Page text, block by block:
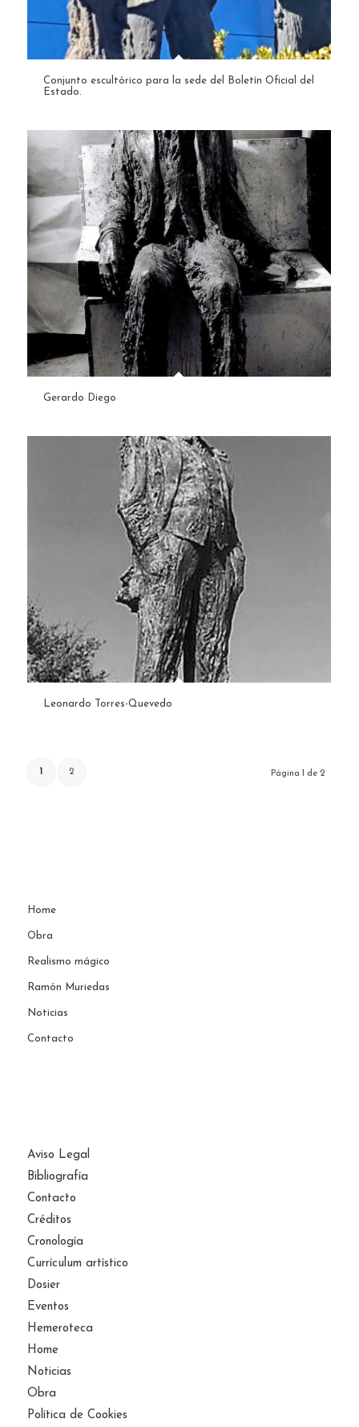
Conjunto escultórico para la sede del Boletí­n Oficial del
Estado.
Gerardo Diego
Leonardo Torres-Quevedo
Página 1 de 2
2
Home
Obra
Realismo mágico
Ramón Muriedas
Noticias
Contacto
Aviso Legal
Bibliografía
Contacto
Créditos
Cronología
Currículum artístico
Dosier
Eventos
Hemeroteca
Home
Noticias
Obra
Política de Cookies